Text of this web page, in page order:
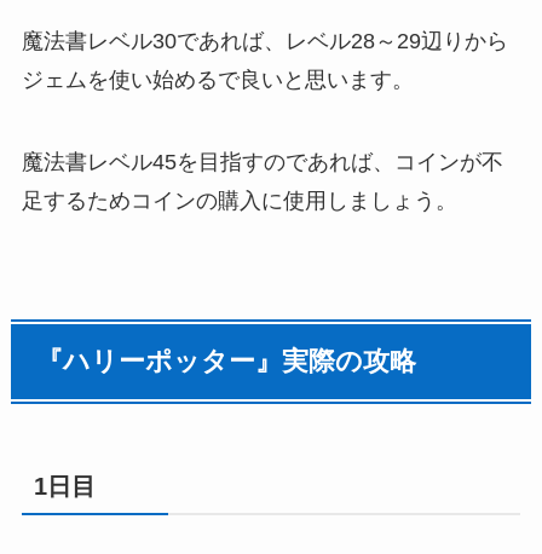
魔法書レベル30であれば、レベル28～29辺りから
ジェムを使い始めるで良いと思います。
魔法書レベル45を目指すのであれば、コインが不
足するためコインの購入に使用しましょう。
『ハリーポッター』実際の攻略
1日目